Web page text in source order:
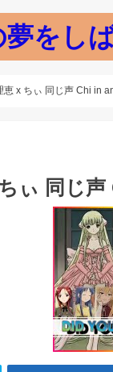
をし
恵 x ちぃ 同じ声 Chi in
ぃ 同じ